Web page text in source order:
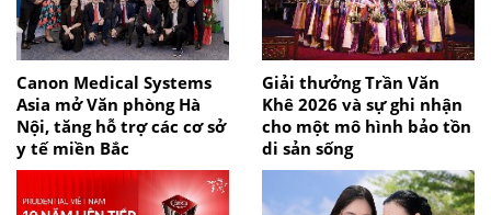
Canon Medical Systems
Asia mở Văn phòng Hà
Nội, tăng hỗ trợ các cơ sở
y tế miền Bắc
Giải thưởng Trần Văn
Khê 2026 và sự ghi nhận
cho một mô hình bảo tồn
di sản sống